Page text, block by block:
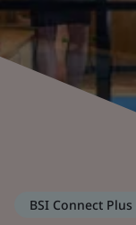
BSI Connect Plus